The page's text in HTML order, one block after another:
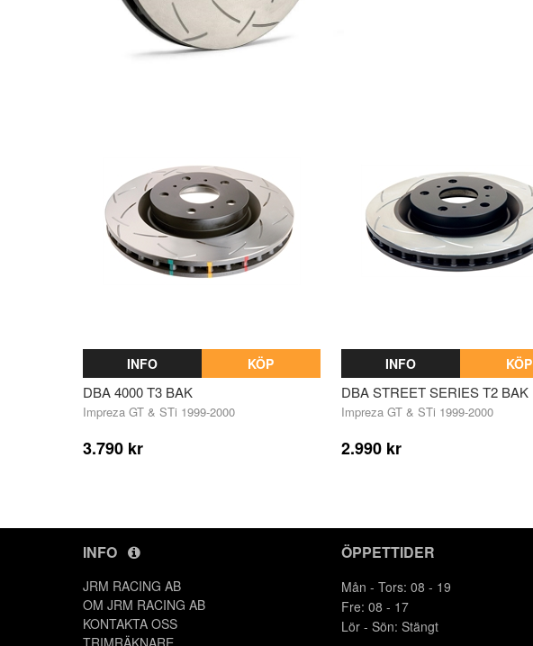
INFO KÖP
DBA 4000 T3 BAK
Impreza GT & STi 1999-2000
3.790 kr
INFO KÖP
DBA STREET SERIES T2 BAK
Impreza GT & STi 1999-2000
2.990 kr
INFO
JRM RACING AB
OM JRM RACING AB
KONTAKTA OSS
TRIMRÄKNARE
ÖPPETTIDER
Mån - Tors: 08 - 19
Fre: 08 - 17
Lör - Sön: Stängt